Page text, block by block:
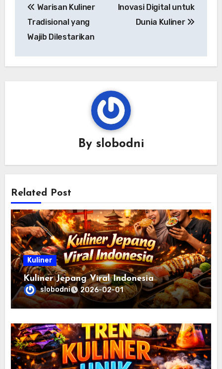
pos
Warisan Kuliner
Tradisional yang
Wajib Dilestarikan
Inovasi Digital untuk
Dunia Kuliner
By slobodni
Related Post
Kuliner
Kuliner Jepang Viral Indonesia
slobodni 2026-02-01